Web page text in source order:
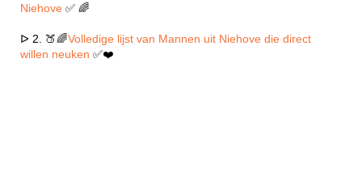
Niehove ✅ 🌈
ᐅ 2. 🍑🌈Volledige lijst van Mannen uit Niehove die direct
willen neuken ✅❤️